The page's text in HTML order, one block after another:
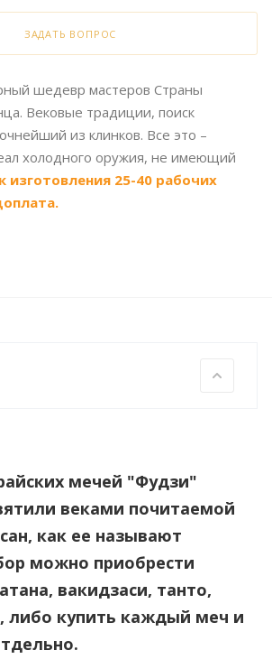
ЗАДАТЬ ВОПРОС
шедевр мастеров Страны
Вековые традиции, поиск
из клинков. Все это –
холодного оружия, не имеющий
изготовления 25-40 рабочих
мечей "Фудзи"
веками почитаемой
как ее называют
можно приобрести
вакидзаси, танто,
либо купить каждый меч и